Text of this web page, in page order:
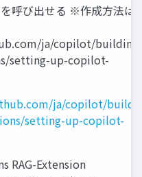
呼び出せる ※作成方法は
ja/copilot/building-
setting-up-copilot-
ja/copilot/
setting-up-copilot-
RAG-Extension